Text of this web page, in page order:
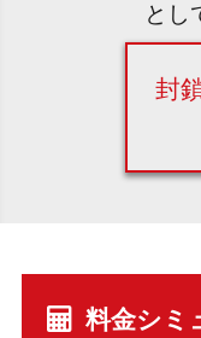
とし
封
料金シミ